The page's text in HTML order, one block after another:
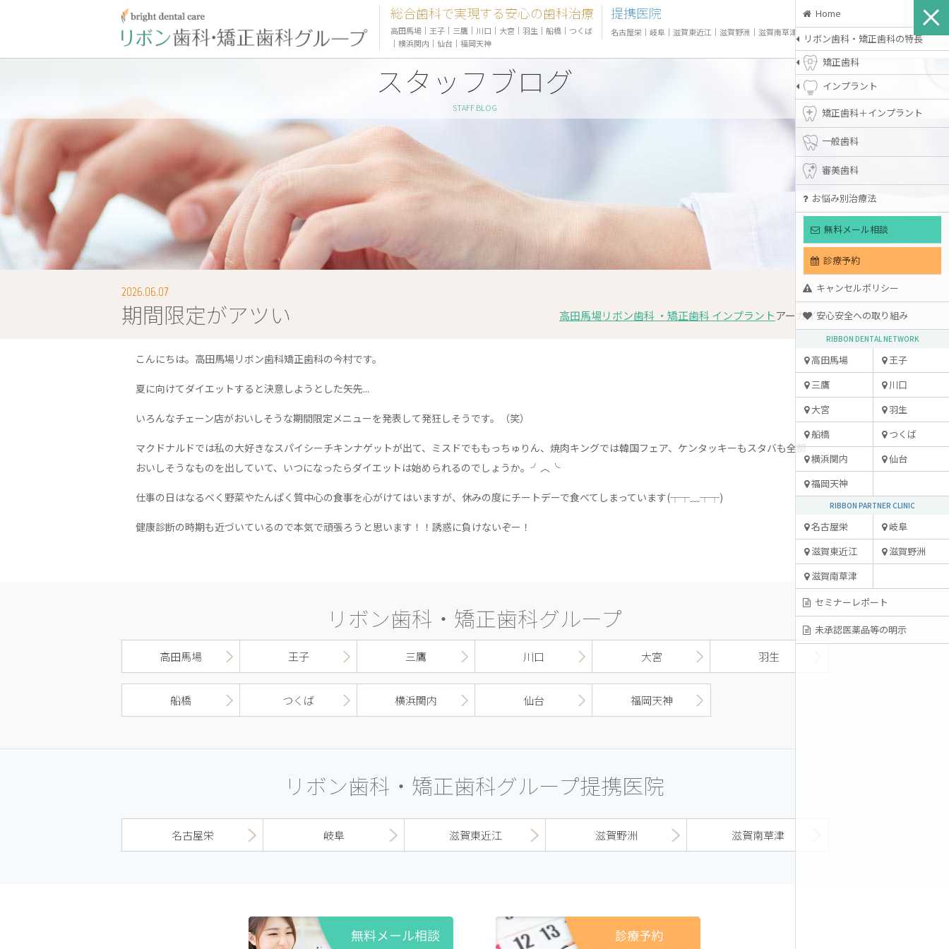
Home
リボン歯科・矯正歯科の特長
矯正歯科
インプラント
矯正歯科＋インプラント
一般歯科
審美歯科
お悩み別治療法
無料メール相談
診療予約
キャンセルポリシー
安心安全への取り組み
RIBBON DENTAL NETWORK
高田馬場
王子
三鷹
川口
大宮
羽生
船橋
つくば
横浜関内
仙台
福岡天神
RIBBON PARTNER CLINIC
名古屋栄
岐阜
滋賀東近江
滋賀野洲
滋賀南草津
セミナーレポート
未承認医薬品等の明示
総合歯科で実現する安心の歯科治療
高田馬場 ｜ 王子 ｜ 三鷹 ｜ 川口 ｜ 大宮 ｜ 羽生 ｜ 船橋 ｜ つくば
｜ 横浜関内 ｜ 仙台 ｜ 福岡天神
提携医院
名古屋栄 ｜ 岐阜 ｜ 滋賀東近江 ｜ 滋賀野洲 ｜ 滋賀南草津
スタッフブログ
STAFF BLOG
2026.06.07
期間限定がアツい 高田馬場リボン歯科 ・矯正歯科 インプラントアーカイブ
こんにちは。高田馬場リボン歯科矯正歯科の今村です。
夏に向けてダイエットすると決意しようとした矢先...
いろんなチェーン店がおいしそうな期間限定メニューを発表して発狂しそうです。（笑）
マクドナルドでは私の大好きなスパイシーチキンナゲットが出て、ミスドでももっちゅりん、焼肉キングでは韓国フェア、ケンタッキーもスタバも全部
おいしそうなものを出していて、いつになったらダイエットは始められるのでしょうか。╯︿╰
仕事の日はなるべく野菜やたんぱく質中心の食事を心がけてはいますが、休みの度にチートデーで食べてしまっています(┬┬﹏┬┬)
健康診断の時期も近づいているので本気で頑張ろうと思います！！誘惑に負けないぞー！
リボン歯科・矯正歯科グループ
高田馬場 王子 三鷹 川口 大宮 羽生
船橋 つくば 横浜関内 仙台 福岡天神
リボン歯科・矯正歯科グループ提携医院
名古屋栄 岐阜 滋賀東近江 滋賀野洲 滋賀南草津